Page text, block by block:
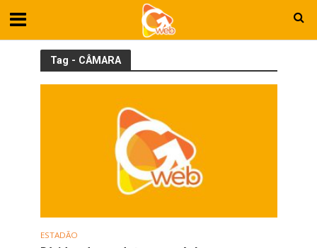
Tag - CÂMARA
ESTADÃO